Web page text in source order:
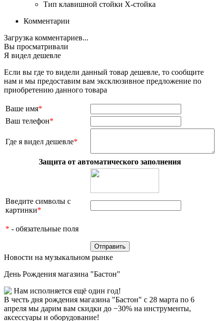
Тип клавишной стойки Х-стойка
Комментарии
Загрузка комментариев...
Вы просматривали
Я видел дешевле
Если вы где то видели данный товар дешевле, то сообщите
нам и мы предоставим вам эксклюзивное предложение по
приобретению данного товара
Ваше имя*
Ваш телефон*
Где я видел дешевле*
Защита от автоматического заполнения
Введите символы с
картинки*
* - обязательные поля
Новости на музыкальном рынке
День Рождения магазина "Бастон"
Нам исполняется ещё один год!
В честь дня рождения магазина "Бастон" с 28 марта по 6
апреля мы дарим вам скидки до −30% на инструменты,
аксессуары и оборудование!